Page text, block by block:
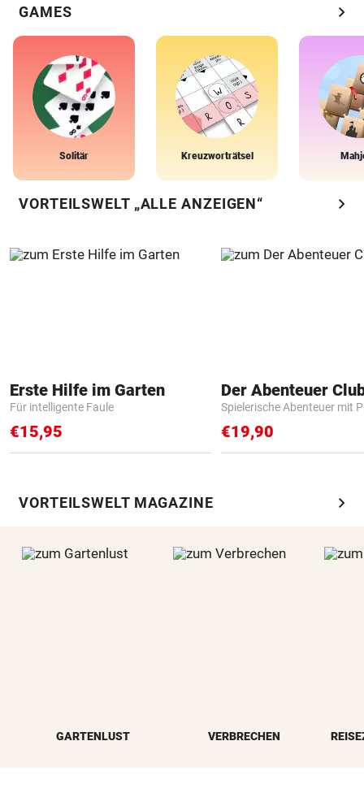
GAMES chevron_right
Solitär Kreuzworträtsel
VORTEILSWELT „ALLE ANZEIGEN“ chevron_right
Erste Hilfe im Garten
Für intelligente Faule
€15,95
Der Abenteuer
Spielerische Abenteuer mit
€19,90
VORTEILSWELT MAGAZINE chevron_right
GARTENLUST VERBRECHEN